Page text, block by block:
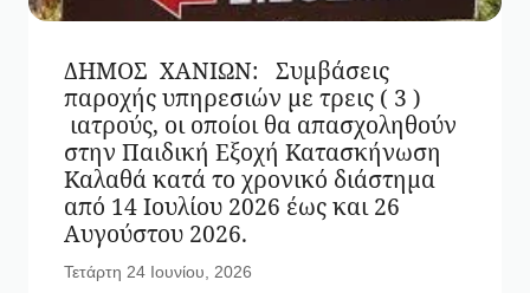
ΔΗΜΟΣ ΧΑΝΙΩΝ: Συμβάσεις
παροχής υπηρεσιών με τρεις ( 3 )
ιατρούς, οι οποίοι θα απασχοληθούν
στην Παιδική Εξοχή Κατασκήνωση
Καλαθά κατά το χρονικό διάστημα
από 14 Ιουλίου 2026 έως και 26
Αυγούστου 2026.
Τετάρτη 24 Ιουνίου, 2026